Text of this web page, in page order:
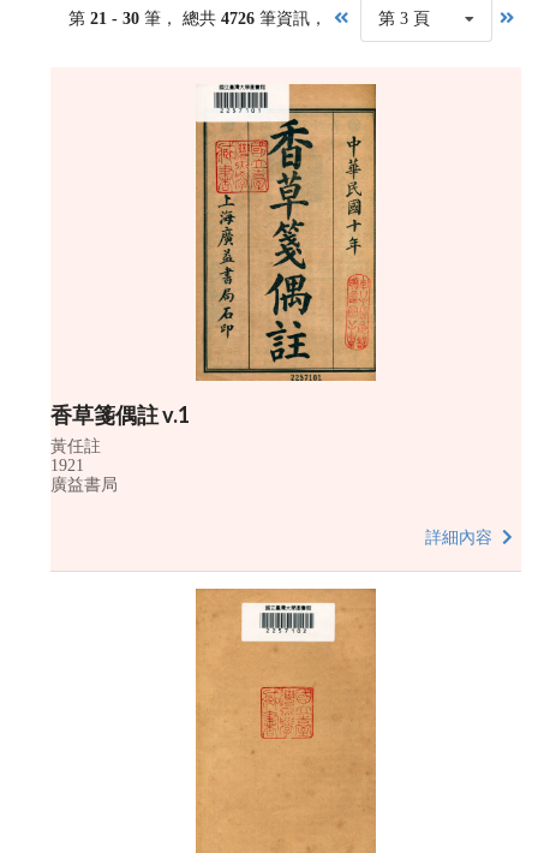
第 21 - 30 筆， 總共 4726筆資訊， 第 3 頁
香草箋偶註 v.1
黃任註
1921
廣益書局
詳細內容